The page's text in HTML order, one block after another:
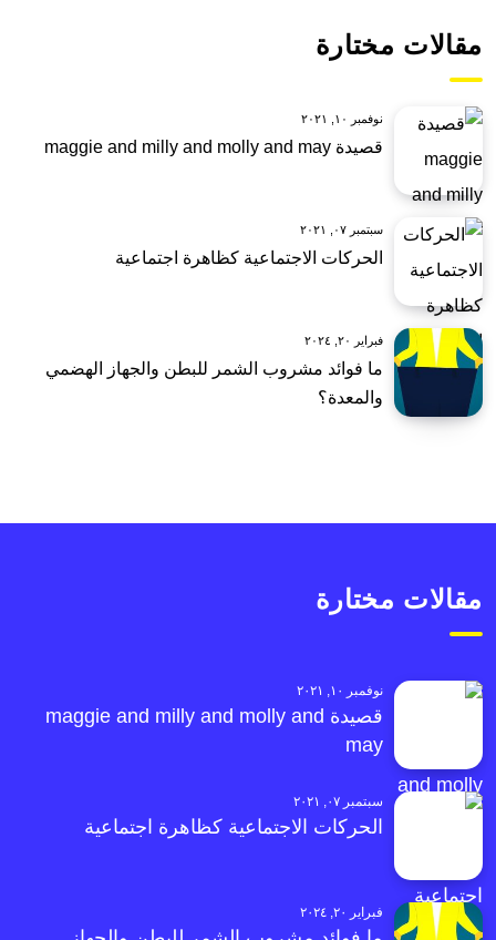
مقالات مختارة
نوفمبر ١٠, ٢٠٢١
قصيدة maggie and milly and molly and may
سبتمبر ٠٧, ٢٠٢١
الحركات الاجتماعية كظاهرة اجتماعية
فبراير ٢٠, ٢٠٢٤
ما فوائد مشروب الشمر للبطن والجهاز الهضمي
والمعدة؟
مقالات مختارة
نوفمبر ١٠, ٢٠٢١
قصيدة maggie and milly and molly and
may
سبتمبر ٠٧, ٢٠٢١
الحركات الاجتماعية كظاهرة اجتماعية
فبراير ٢٠, ٢٠٢٤